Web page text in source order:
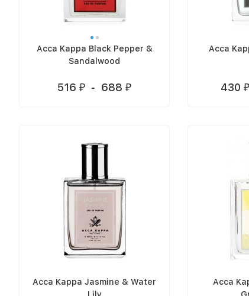
Acca Kappa Black Pepper &
Sandalwood
516 ₽ - 688 ₽
Acca
430 ₽
Acca Kappa Jasmine & Water
Acca